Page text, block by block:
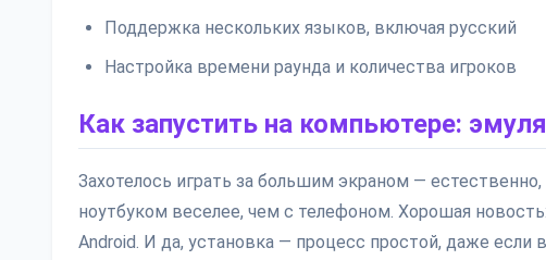
Поддержка нескольких языков, включая русский
Настройка времени раунда и количества игроков
Как запустить на компьютере:
Захотелось играть за большим экраном —
ноутбуком веселее, чем с телефоном. Хорошая
Android. И да, установка — процесс простой, даже если